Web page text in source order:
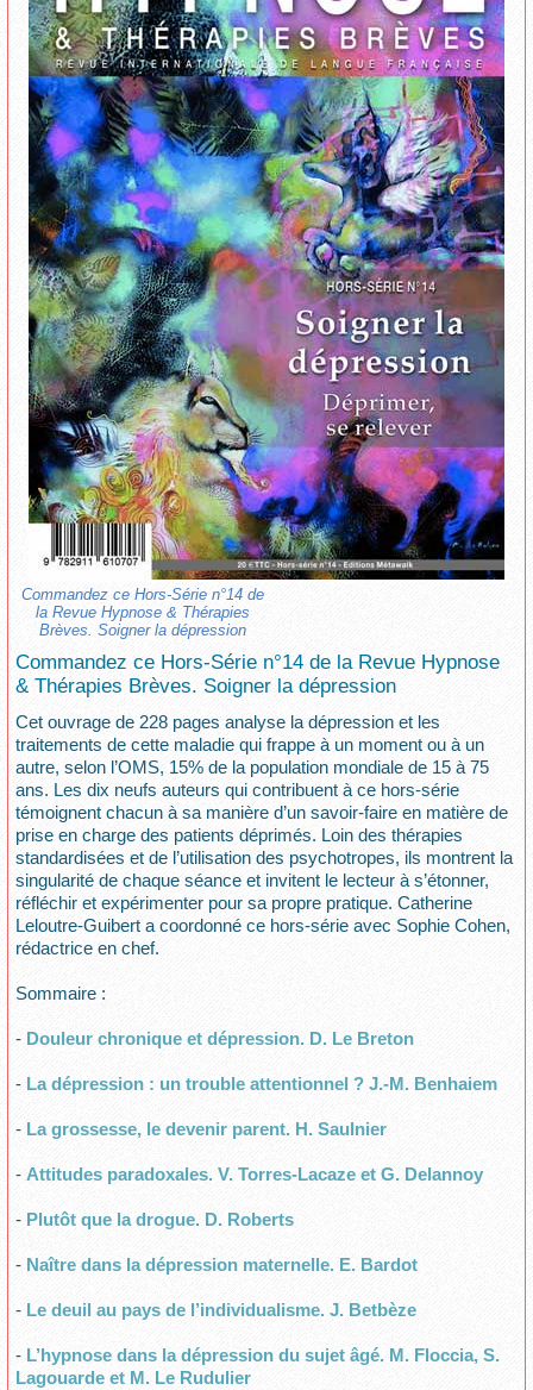
Commandez ce Hors-Série n°14 de
la Revue Hypnose & Thérapies
Brèves. Soigner la dépression
Commandez ce Hors-Série n°14 de la Revue Hypnose
& Thérapies Brèves. Soigner la dépression
Cet ouvrage de 228 pages analyse la dépression et les
traitements de cette maladie qui frappe à un moment ou à un
autre, selon l’OMS, 15% de la population mondiale de 15 à 75
ans. Les dix neufs auteurs qui contribuent à ce hors-série
témoignent chacun à sa manière d’un savoir-faire en matière de
prise en charge des patients déprimés. Loin des thérapies
standardisées et de l’utilisation des psychotropes, ils montrent la
singularité de chaque séance et invitent le lecteur à s’étonner,
réfléchir et expérimenter pour sa propre pratique. Catherine
Leloutre-Guibert a coordonné ce hors-série avec Sophie Cohen,
rédactrice en chef.
Sommaire :
- Douleur chronique et dépression. D. Le Breton
- La dépression : un trouble attentionnel ? J.-M. Benhaiem
- La grossesse, le devenir parent. H. Saulnier
- Attitudes paradoxales. V. Torres-Lacaze et G. Delannoy
- Plutôt que la drogue. D. Roberts
- Naître dans la dépression maternelle. E. Bardot
- Le deuil au pays de l’individualisme. J. Betbèze
- L’hypnose dans la dépression du sujet âgé. M. Floccia, S.
Lagouarde et M. Le Rudulier